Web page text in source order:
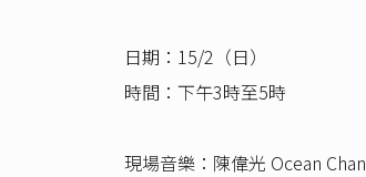
日期：15/2（日）
時間：下午3時至5時
現場音樂：陳偉光 Ocean Chan